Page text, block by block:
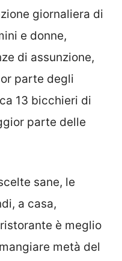
giornaliera di
e donne,
di assunzione,
parte degli
13 bicchieri di
parte delle
sane, le
a casa,
è meglio
metà del